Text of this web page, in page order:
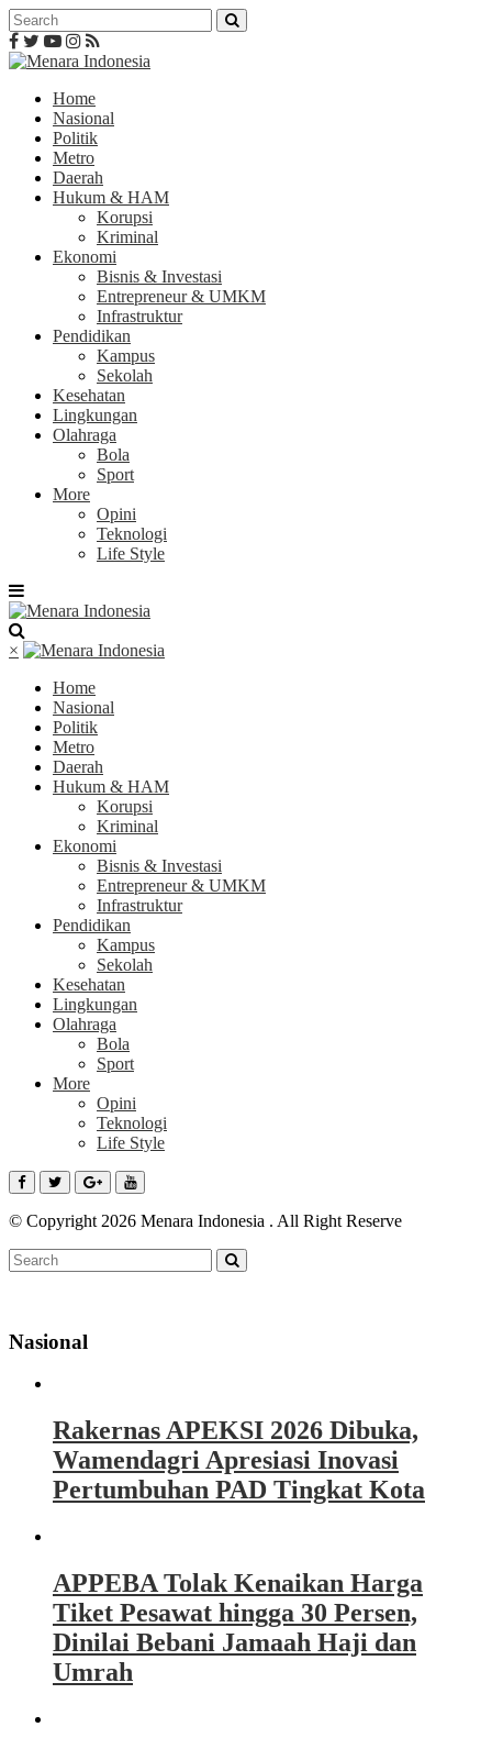
Home
Nasional
Politik
Metro
Daerah
Hukum & HAM
Korupsi
Kriminal
Ekonomi
Bisnis & Investasi
Entrepreneur & UMKM
Infrastruktur
Pendidikan
Kampus
Sekolah
Kesehatan
Lingkungan
Olahraga
Bola
Sport
More
Opini
Teknologi
Life Style
×
Home
Nasional
Politik
Metro
Daerah
Hukum & HAM
Korupsi
Kriminal
Ekonomi
Bisnis & Investasi
Entrepreneur & UMKM
Infrastruktur
Pendidikan
Kampus
Sekolah
Kesehatan
Lingkungan
Olahraga
Bola
Sport
More
Opini
Teknologi
Life Style
© Copyright 2026 Menara Indonesia . All Right Reserve
Nasional
Rakernas APEKSI 2026 Dibuka,
Wamendagri Apresiasi Inovasi
Pertumbuhan PAD Tingkat Kota
APPEBA Tolak Kenaikan Harga
Tiket Pesawat hingga 30 Persen,
Dinilai Bebani Jamaah Haji dan
Umrah